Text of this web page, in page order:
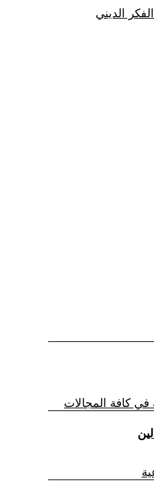
الديني
في كافة المجالات